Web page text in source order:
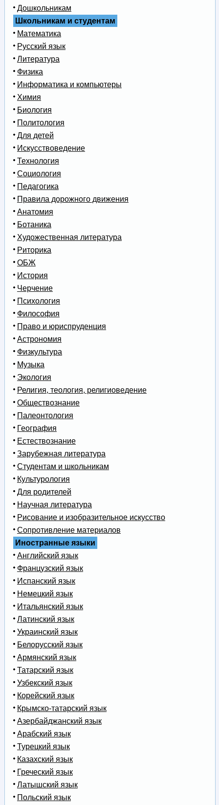
Дошкольникам
Школьникам и студентам
Математика
Русский язык
Литература
Физика
Информатика и компьютеры
Химия
Биология
Политология
Для детей
Искусствоведение
Технология
Социология
Педагогика
Правила дорожного движения
Анатомия
Ботаника
Художественная литература
Риторика
ОБЖ
История
Черчение
Психология
Философия
Право и юриспруденция
Астрономия
Физкультура
Музыка
Экология
Религия, теология, религиоведение
Обществознание
Палеонтология
География
Естествознание
Зарубежная литература
Студентам и школьникам
Культурология
Для родителей
Научная литература
Рисование и изобразительное искусство
Сопротивление материалов
Иностранные языки
Английский язык
Французский язык
Испанский язык
Немецкий язык
Итальянский язык
Латинский язык
Украинский язык
Белорусский язык
Армянский язык
Татарский язык
Узбекский язык
Корейский язык
Крымско-татарский язык
Азербайджанский язык
Арабский язык
Турецкий язык
Казахский язык
Греческий язык
Латышский язык
Польский язык